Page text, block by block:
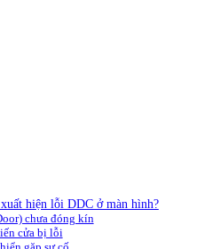
hiện lỗi DDC ở màn hình?
chưa đóng kín
cửa bị lỗi